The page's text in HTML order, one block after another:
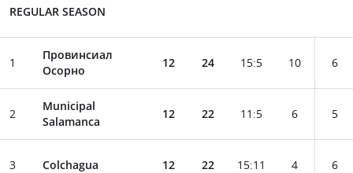
REGULAR SEASON
1
Провинсиал
Осорно
12 24 15:5 10 6
2
Municipal
Salamanca
12 22 11 :5 6 5
3 Colchagua 12 22 15:11 4 6